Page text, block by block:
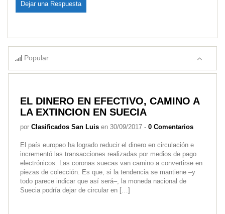
Popular
EL DINERO EN EFECTIVO, CAMINO A
LA EXTINCION EN SUECIA
por Clasificados San Luis en 30/09/2017 - 0 Comentarios
El país europeo ha logrado reducir el dinero en circulación e
incrementó las transacciones realizadas por medios de pago
electrónicos. Las coronas suecas van camino a convertirse en
piezas de colección. Es que, si la tendencia se mantiene –y
todo parece indicar que así será–, la moneda nacional de
Suecia podría dejar de circular en […]